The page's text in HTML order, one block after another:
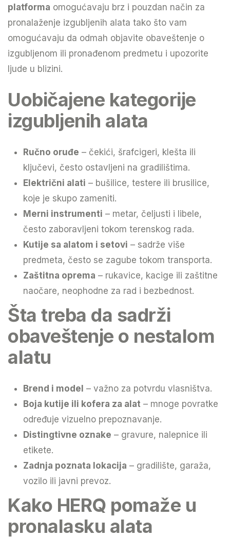
platforma omogućavaju brz i pouzdan način za
pronalaženje izgubljenih alata tako što vam
omogućavaju da odmah objavite obaveštenje o
izgubljenom ili pronađenom predmetu i upozorite
ljude u blizini.
Uobičajene kategorije
izgubljenih alata
Ručno oruđe – čekići, šrafcigeri, klešta ili
ključevi, često ostavljeni na gradilištima.
Električni alati – bušilice, testere ili brusilice,
koje je skupo zameniti.
Merni instrumenti – metar, čeljusti i libele,
često zaboravljeni tokom terenskog rada.
Kutije sa alatom i setovi – sadrže više
predmeta, često se zagube tokom transporta.
Zaštitna oprema – rukavice, kacige ili zaštitne
naočare, neophodne za rad i bezbednost.
Šta treba da sadrži
obaveštenje o nestalom
alatu
Brend i model – važno za potvrdu vlasništva.
Boja kutije ili kofera za alat – mnoge povratke
određuje vizuelno prepoznavanje.
Distingtivne oznake – gravure, nalepnice ili
etikete.
Zadnja poznata lokacija – gradilište, garaža,
vozilo ili javni prevoz.
Kako HERQ pomaže u
pronalasku alata